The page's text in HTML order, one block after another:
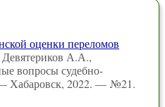
оценки переломов
А.А.,
вопросы судебно-
Хабаровск, 2022. — №21.